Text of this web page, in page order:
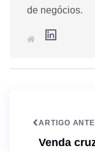
de negócios.
ARTIGO
Venda